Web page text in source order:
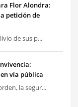
Flor Alondra:
petición de
de sus p...
vía pública
la segur...